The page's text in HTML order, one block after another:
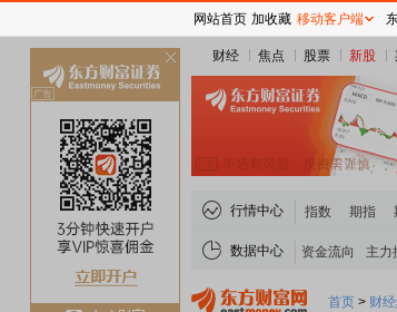
财经 焦点 股票 新股
行情中心 指数 期指
数据中心 资金流向 主力
首页 > 财
网站首页 加收藏 移动客户端
关